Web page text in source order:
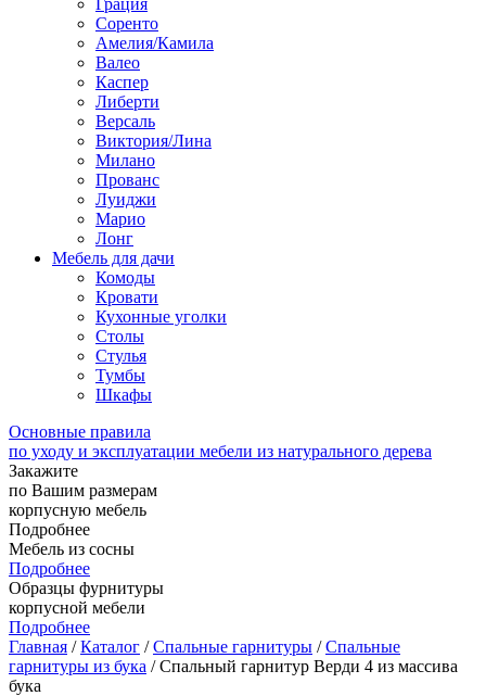
Грация
Соренто
Амелия/Камила
Валео
Каспер
Либерти
Версаль
Виктория/Лина
Милано
Прованс
Луиджи
Марио
Лонг
Мебель для дачи
Комоды
Кровати
Кухонные уголки
Столы
Стулья
Тумбы
Шкафы
Основные правила
по уходу и эксплуатации мебели из натурального дерева
Закажите
по Вашим размерам
корпусную мебель
Подробнее
Мебель из сосны
Подробнее
Образцы фурнитуры
корпусной мебели
Подробнее
Главная /Каталог /Спальные гарнитуры /Спальные
гарнитуры из бука / Спальный гарнитур Верди 4 из массива
бука